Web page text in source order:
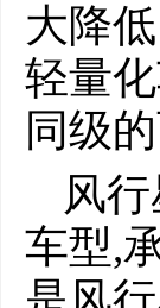
大降
轻量
同级
风
车型,